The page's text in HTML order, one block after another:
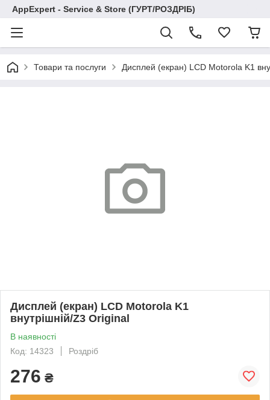
AppExpert - Service & Store (ГУРТ/РОЗДРІБ)
Товари та послуги Дисплей (екран) LCD Motorola K1
Дисплей (екран) LCD Motorola K1
внутрішній/Z3 Original
В наявності
Код: 14323
Роздріб
276 ₴